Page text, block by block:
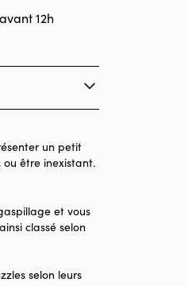
12h
puzzles made in
un petit
être inexistant.
et vous
classé selon
selon leurs